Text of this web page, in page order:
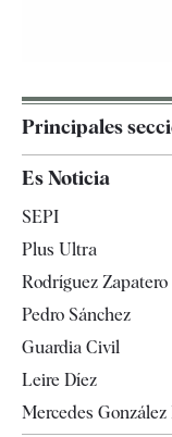
Principales
España
Televisión
Es Noticia
SEPI
Plus Ultra
Rodríguez Zapatero
Pedro Sánchez
Guardia Civil
Leire Díez
Mercedes González